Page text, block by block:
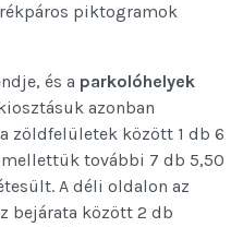
piktogramok
és a parkolóhelyek
azonban
zöldfelületek között 1 db 6
további 7 db 5,50
A déli oldalon az
bejárata között 2 db